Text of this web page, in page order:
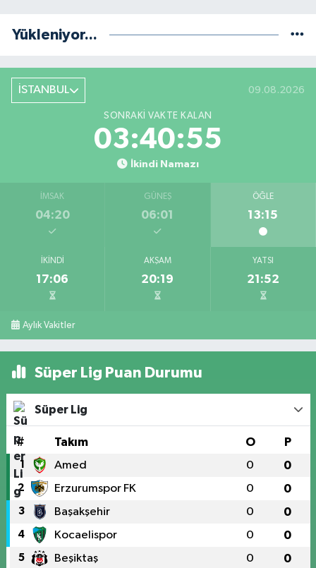
Yükleniyor...
İSTANBUL 09.08.2026
SONRAKI VAKTE KALAN
03:40:55
İkindi Namazı
İMSAK
04:20
GÜNEŞ
06:01
ÖĞLE
13:15
İKINDI
17:06
AKŞAM
20:19
YATSI
21:52
Aylık Vakitler
Süper Lig Puan Durumu
Süper Lig
# Takım O P
1 Amed 0 0
2 Erzurumspor FK 0 0
3 Başakşehir 0 0
4 Kocaelispor 0 0
5 Beşiktaş 0 0